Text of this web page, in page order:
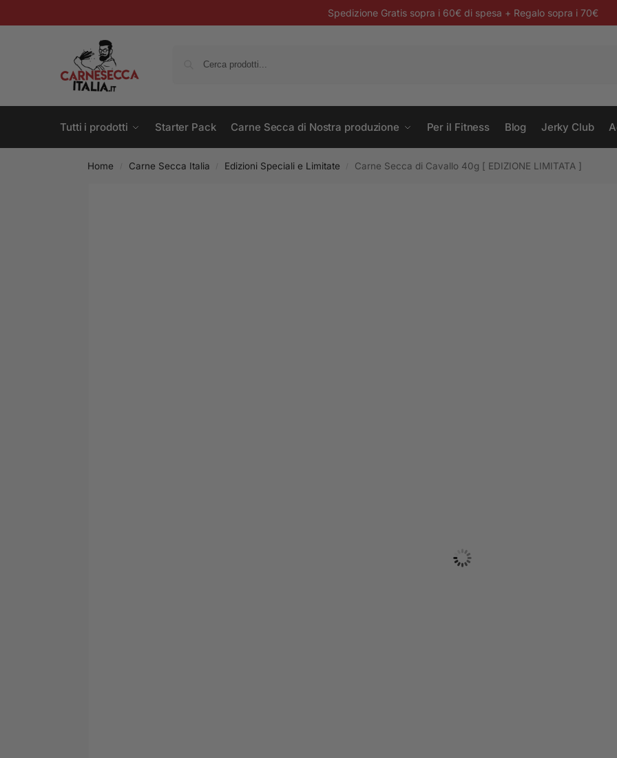
Spedizione Gratis sopra i 60€ di spesa + Regalo sopra i 70€
Tutti i prodotti Starter Pack Carne Secca di Nostra produzione Per il Fitness Blog Jerky Club
Home Carne Secca Italia Edizioni Speciali e Limitate Carne Secca di Cavallo 40g [ EDIZIONE LIMITATA ]